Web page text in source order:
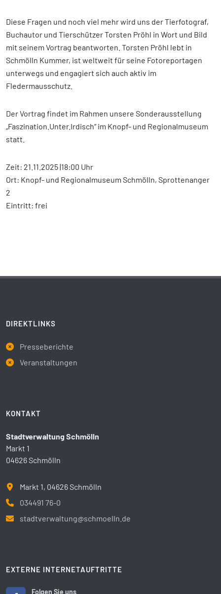
Diese Fragen und noch viel mehr wird uns der Tierfotograf,
Buchautor und Tierschützer Torsten Pröhl in Wort und Bild
mit seinem Vortrag beantworten. Torsten Pröhl lebt in
Schmölln Kummer, ist weltweit für seine Fotoreportagen
unterwegs und engagiert sich auch aktiv im
Fledermausschutz.
Der Vortrag findet im Rahmen unsere Sonderausstellung
„Faszination.Unter.Irdisch“ im Knopf- und Regionalmuseum
statt.
Zeit: 21.11.2025 |18:00 Uhr
Ort: Knopf- und Regionalmuseum Schmölln, Sprottenanger
2
Eintritt: frei
DIREKTLINKS
Presseberichte
Veranstaltungen
KONTAKT
Stadtverwaltung Schmölln
Markt 1
04626 Schmölln
Markt 1, 04626 Schmölln
034491 76-0
stadtverwaltung@schmoelln.de
EXTERNE INTERNETAUFTRITTE
Folgen Sie uns